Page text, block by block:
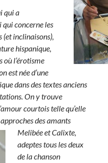
qui a
qui concerne les
(et inclinaisons),
hispanique,
où l’érotisme
est née d’une
dans des textes anciens
On y trouve
courtois telle qu’elle
des amants
Melibée et Calixte,
adeptes tous les deux
de la chanson